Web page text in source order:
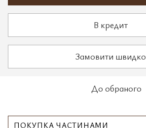
В кредит
Замовити швидко
До обраного
ПОКУПКА ЧАСТИНАМИ